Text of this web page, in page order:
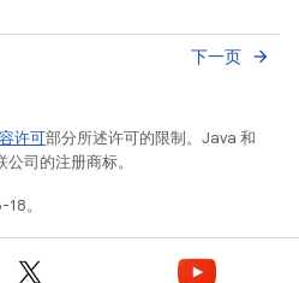
下一页 arrow_forward
许可部分所述许可的限制。Java 和
司的注册商标。
。